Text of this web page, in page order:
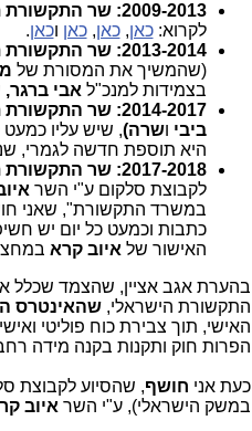
2009-2013: שר התקשורת תומך בקבוצת הוט (וגם קצת בבזק).
לקרוא:כאן,כאן,כאן וכאן.
2013-2014: שר התקשורת תומך בקבוצת סלקום
(שהמשיך את המסורת של
בצמידות למנכ"ל אבי ברגר,
2014-2017: שר התקשורת תומך בקבוצת בזק
ביבי ושרה)
היא תוספת חדשה לגמרי,
2017-2018: שר התקשורת תומך בקבוצת סלקום ושות' (אנלימיטד ועוד).
לקבוצת סלקום ע"י השר
כתבות וכמעט כל יום יש
האישור של איוב קרא במחצית 2017) מה
בהערת אגב אציין, שהצמד שכלל
התקשורת הישראלי,שהאינטרס
האישי, תוך צבירת כוח פוליטי
הפרות חוק ותקנות בקנה מידה
כעת אני חושף, שהסיוע לקבוצת
במשק הישראלי), ע"י השר איוב